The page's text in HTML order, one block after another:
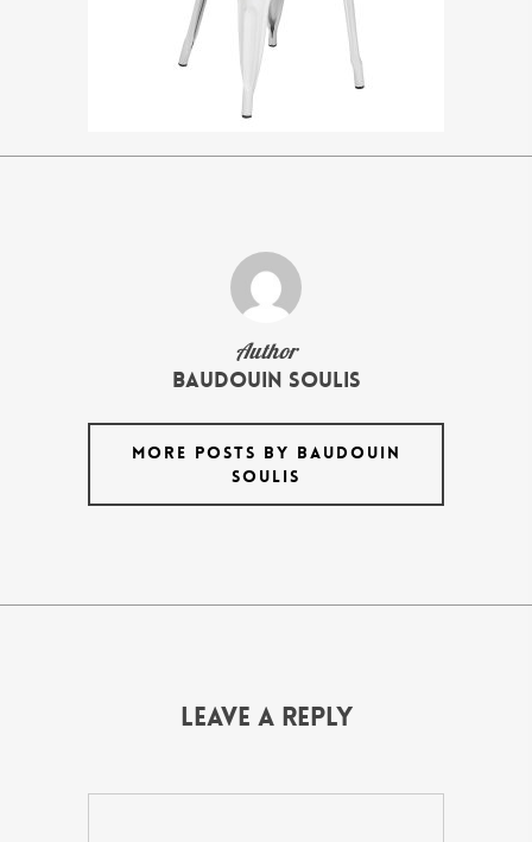
Author
Baudouin Soulis
MORE POSTS BY BAUDOUIN
SOULIS
Leave a Reply